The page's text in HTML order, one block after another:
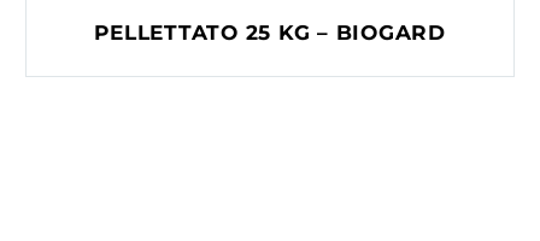
PELLETTATO 25 KG – BIOGARD